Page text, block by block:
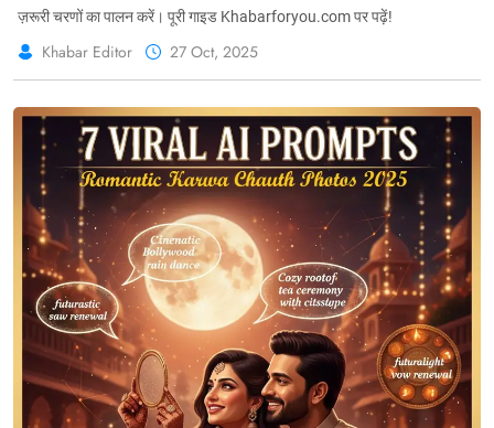
ज़रूरी चरणों का पालन करें। पूरी गाइड Khabarforyou.com पर पढ़ें!
Khabar Editor 27 Oct, 2025